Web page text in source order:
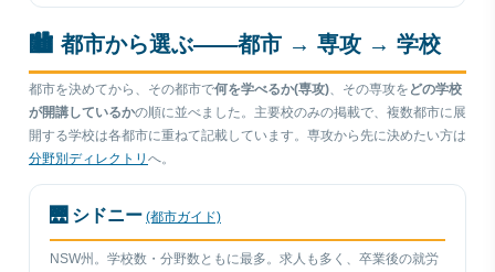
🏙 都市から選ぶ——都市 → 専攻 → 学校
都市を決めてから、その都市で何を学べるか(専攻)、その専攻を どの学校
が開講しているかの順に並べました。主要校のみの掲載で、複数都市に展
開する学校は各都市に重ねて記載しています。専攻から先に決めたい方は
分野別ディレクトリ へ。
🌉 シドニー (都市ガイド)
NSW州。学校数・分野数ともに最多。求人も多く、卒業後の就労